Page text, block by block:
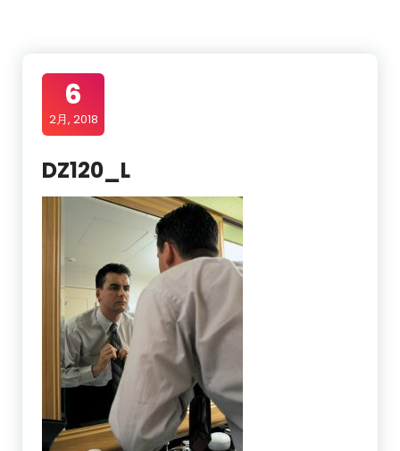
6
2月, 2018
DZ120_L